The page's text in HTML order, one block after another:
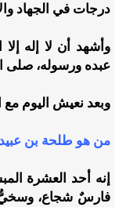
درجات في الجهاد
وأشهد أن لا إله
عبده ورسوله، صلى
وبعد نعيش اليوم
من هو طلحة بن عبيد
إنه أحد العشرة
فارسٌ شجاع، وسخيٌّ